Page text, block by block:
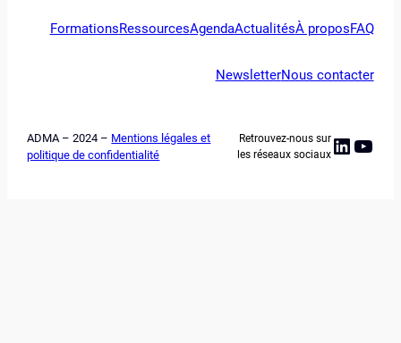
FormationsRessourcesAgendaActualitésÀ proposFAQ
NewsletterNous contacter
ADMA – 2024 – Mentions légales et
politique de confidentialité
Retrouvez-nous sur
les réseaux sociaux